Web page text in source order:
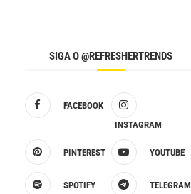
SIGA O @REFRESHERTRENDS
FACEBOOK
INSTAGRAM
PINTEREST YOUTUBE
SPOTIFY TELEGRAM